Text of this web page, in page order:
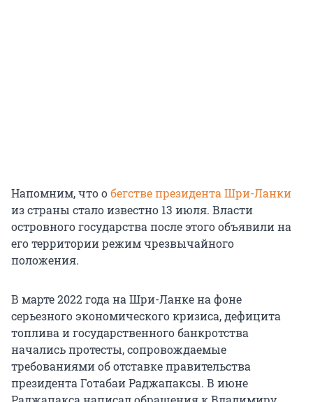
Напомним, что обегстве президента Шри-Ланки
из страны стало известно 13 июля. Власти
островного государства после этого объявили на
его территории режим чрезвычайного
положения.
В марте 2022 года на Шри-Ланке на фоне
серьезного экономического кризиса, дефицита
топлива и государственного банкротства
начались протесты, сопровождаемые
требованиями об отставке правительства
президента Готабаи Раджапаксы. В июне